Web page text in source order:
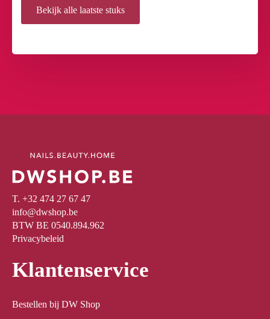
Bekijk alle laatste stuks
T. +32 474 27 67 47
info@dwshop.be
BTW BE 0540.894.962
Privacybeleid
Klantenservice
Bestellen bij DW Shop